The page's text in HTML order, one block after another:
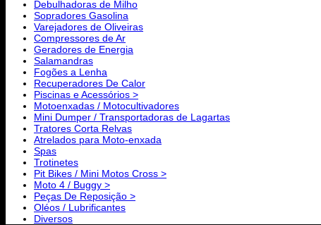
Debulhadoras de Milho
Sopradores Gasolina
Varejadores de Oliveiras
Compressores de Ar
Geradores de Energia
Salamandras
Fogões a Lenha
Recuperadores De Calor
Piscinas e Acessórios >
Motoenxadas / Motocultivadores
Mini Dumper / Transportadoras de Lagartas
Tratores Corta Relvas
Atrelados para Moto-enxada
Spas
Trotinetes
Pit Bikes / Mini Motos Cross >
Moto 4 / Buggy >
Peças De Reposição >
Oléos / Lubrificantes
Diversos